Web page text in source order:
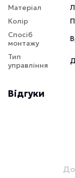
Матеріал
Колір
Спосіб
монтажу
Тип
управління
Відгуки